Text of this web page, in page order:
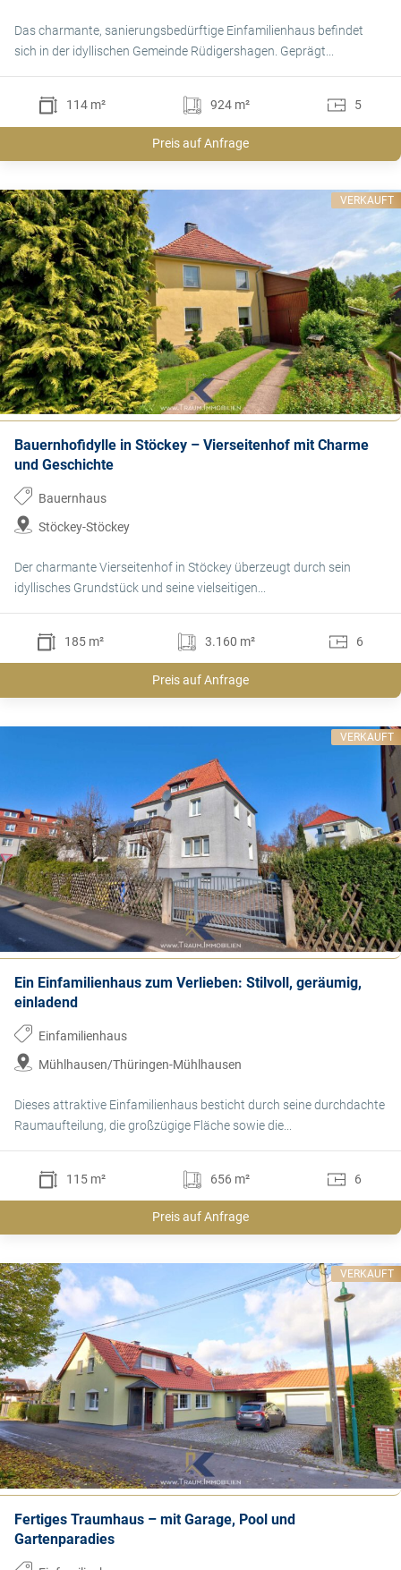
Das charmante, sanierungsbedürftige Einfamilienhaus befindet
sich in der idyllischen Gemeinde Rüdigershagen. Geprägt...
114 m² 924 m² 5
Preis auf Anfrage
Bauernhofidylle in Stöckey – Vierseitenhof mit Charme
und Geschichte
Bauernhaus
Stöckey-Stöckey
Der charmante Vierseitenhof in Stöckey überzeugt durch sein
idyllisches Grundstück und seine vielseitigen...
185 m² 3.160 m² 6
Preis auf Anfrage
VERKAUFT
Ein Einfamilienhaus zum Verlieben: Stilvoll, geräumig,
einladend
Einfamilienhaus
Mühlhausen/Thüringen-Mühlhausen
Dieses attraktive Einfamilienhaus besticht durch seine durchdachte
Raumaufteilung, die großzügige Fläche sowie die...
115 m² 656 m² 6
Preis auf Anfrage
VERKAUFT
Fertiges Traumhaus – mit Garage, Pool und
Gartenparadies
VERKAUFT